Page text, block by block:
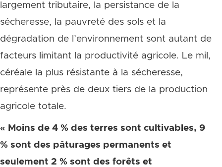
largement tributaire, la persistance de la
sécheresse, la pauvreté des sols et la
dégradation de l’environnement sont autant de
facteurs limitant la productivité agricole. Le mil,
céréale la plus résistante à la sécheresse,
représente près de deux tiers de la production
agricole totale.
« Moins de 4 % des terres sont cultivables, 9
% sont des pâturages permanents et
seulement 2 % sont des forêts et